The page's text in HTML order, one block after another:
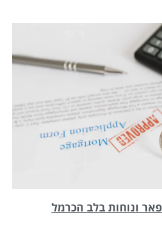
ונוחות בלב הכרמל